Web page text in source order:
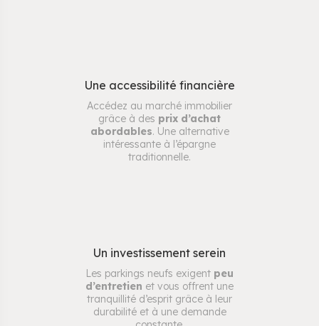
Une accessibilité financière
Accédez au marché immobilier
grâce à des prix d’achat
abordables. Une alternative
intéressante à l’épargne
traditionnelle.
Un investissement serein
Les parkings neufs exigent peu
d’entretien et vous offrent une
tranquillité d’esprit grâce à leur
durabilité et à une demande